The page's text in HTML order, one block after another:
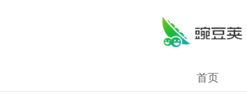
首页